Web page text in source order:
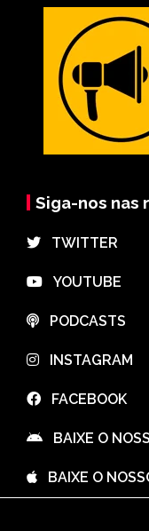
Siga-nos nas
⠀TWITTER
⠀YOUTUBE
⠀PODCASTS
⠀INSTAGRAM
⠀FACEBOOK
⠀BAIXE O
⠀BAIXE O